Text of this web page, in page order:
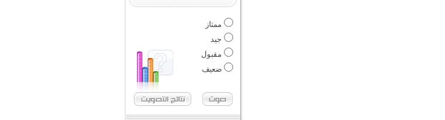
ممتاز
جيد
مقبول
ضعيف